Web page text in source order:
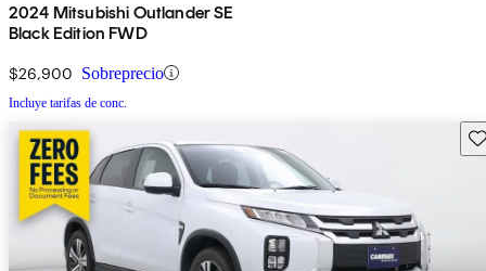
2024 Mitsubishi Outlander SE
Black Edition FWD
$26,900 Sobreprecio
Incluye tarifas de conc.